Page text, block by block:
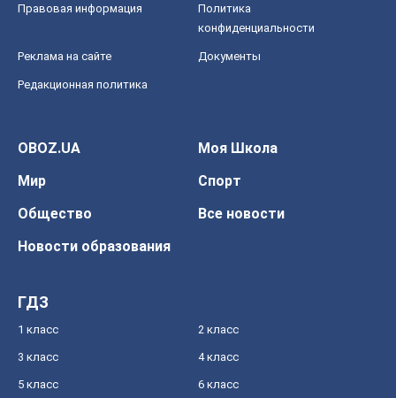
Правовая информация
Политика
конфиденциальности
Реклама на сайте Документы
Редакционная политика
OBOZ.UA
Моя Школа
Мир
Спорт
Общество
Все новости
Новости образования
ГДЗ
1 класс 2 класс
3 класс 4 класс
5 класс 6 класс